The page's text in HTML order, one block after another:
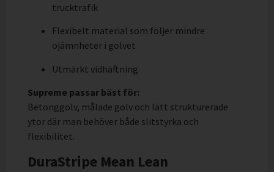
trucktrafik
Flexibelt material som följer mindre
ojämnheter i golvet
Utmärkt vidhäftning
Supreme passar bäst för:
Betonggolv, målade golv och lätt strukturerade
ytor där man behöver både slitstyrka och
flexibilitet.
DuraStripe Mean Lean